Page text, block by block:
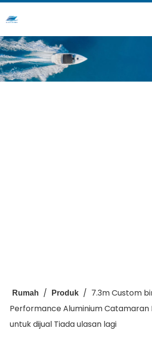
Rumah / Produk / 7.3m Custom
Performance Aluminium Catamaran
untuk dijual Tiada ulasan lagi